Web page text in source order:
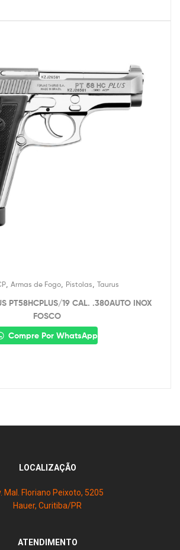
, Armas de Fogo, Pistolas Taurus
PT58HCPLUS/19 CAL. .380AUTO INOX
FOSCO
Compre Por WhatsApp
LOCALIZAÇÃO
Mal. Floriano Peixoto, 5205
Hauer, Curitiba/PR
ATENDIMENTO